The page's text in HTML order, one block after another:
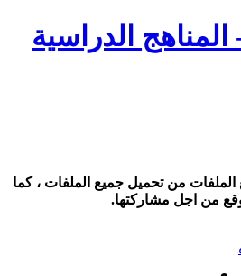
الدراسية
من تحميل جميع الملفات ، كما
من اجل مشاركتها.